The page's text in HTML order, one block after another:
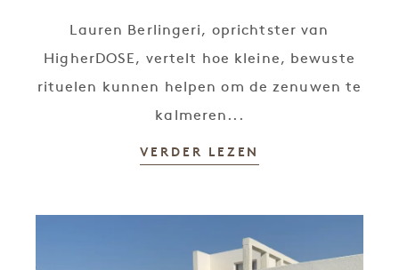
Lauren Berlingeri, oprichtster van
HigherDOSE, vertelt hoe kleine, bewuste
rituelen kunnen helpen om de zenuwen te
kalmeren...
VERDER LEZEN